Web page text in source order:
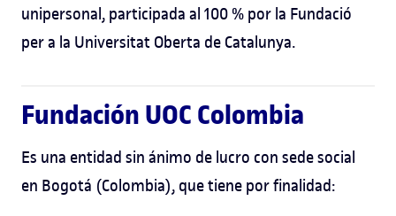
unipersonal, participada al 100 % por la Fundació
per a la Universitat Oberta de Catalunya.
Fundación UOC Colombia
Es una entidad sin ánimo de lucro con sede social
en Bogotá (Colombia), que tiene por finalidad: